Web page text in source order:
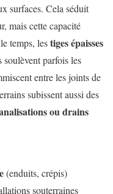
surfaces. Cela séduit
mais cette capacité
temps, lestiges épaisses
soulèvent parfois les
entre les joints de
subissent aussi des
ou drains
(enduits, crépis)
souterraines